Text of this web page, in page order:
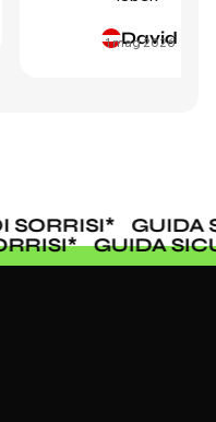
David
1 mag 2026
*
GUIDA
* GUIDA